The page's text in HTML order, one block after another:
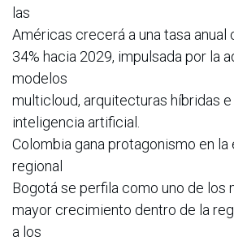
las
Américas crecerá a una tasa anual
34% hacia 2029, impulsada por la
modelos
multicloud, arquitecturas híbridas
inteligencia artificial.
Colombia gana protagonismo en la
regional
Bogotá se perfila como uno de los
mayor crecimiento dentro de la
a los